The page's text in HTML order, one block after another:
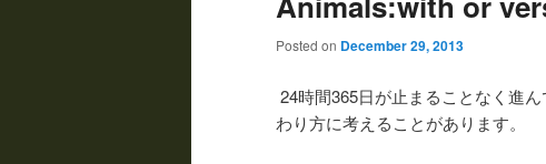
Posted on December 29, 2013
24時間365日が止まることなく進
わり方に考えることがあります。